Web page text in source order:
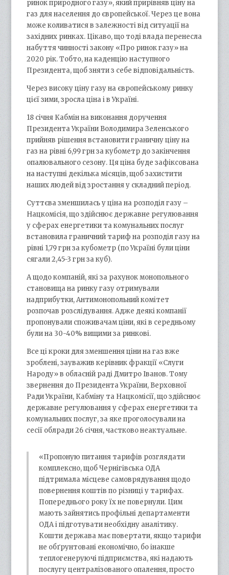
ринок природного газу», який прирівняв ціну на
газ для населення до європейської. Через це вона
може коливатися в залежності від ситуації на
західних ринках. Цікаво, що тоді влада перенесла
набуття чинності закону «Про ринок газу» на
2020 рік. Тобто, на каденцію наступного
Президента, щоб зняти з себе відповідальність.
Через високу ціну газу на європейському ринку
цієї зими, зросла ціна і в Україні.
18 січня Кабмін на виконання доручення
Президента України Володимира Зеленського
прийняв рішення встановити граничну ціну на
газ на рівні 6,99 грн за кубометр до закінчення
опалювального сезону. Ця ціна буде зафіксована
на наступні декілька місяців, щоб захистити
наших людей від зростання у складний період.
Суттєва зменшилась у ціна на розподіл газу –
Нацкомісія, що здійснює державне регулювання
у сферах енергетики та комунальних послуг
встановила граничний тариф на розподіл газу на
рівні 1,79 грн за кубометр (по Україні були ціни
сягали 2,45-3 грн за куб).
А щодо компаній, які за рахунок монопольного
становища на ринку газу отримували
надприбутки, Антимонопольний комітет
розпочав розслідування. Адже деякі компанії
пропонували споживачам ціни, які в середньому
були на 30-40% вищими за ринкові.
Все ці кроки для зменшення ціни на газ вже
зроблені, зауважив керівник фракції «Слуги
Народу» в обласній раді Дмитро Іванов. Тому
звернення до Президента України, Верховної
Ради України, Кабміну та Нацкомісії, що здійснює
державне регулювання у сферах енергетики та
комунальних послуг, за яке проголосували на
сесії облради 26 січня, частково неактуальне.
«Пропоную питання тарифів розглядати
комплексно, щоб Чернігівська ОДА
підтримала місцеве самоврядування щодо
повернення коштів по різниці у тарифах.
Попереднього року їх не повернули. Цим
мають зайнятись профільні департаменти
ОДА і підготувати необхідну аналітику.
Кошти держава має повертати, якщо тарифи
не обґрунтовані економічно, бо інакше
теплогенеруючі підприємства, які надають
послугу централізованого опалення, просто